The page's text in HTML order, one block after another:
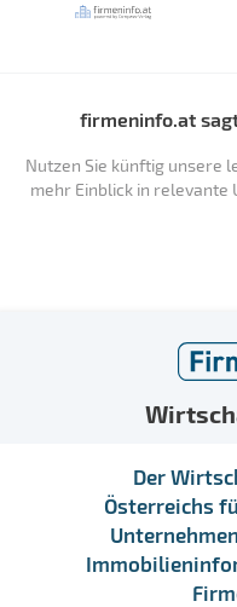
firmeninfo.at
Nutzen Sie künftig unsere
mehr Einblick in
Der
Österreichs